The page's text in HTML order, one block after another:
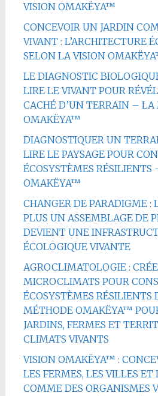
VISION OMAKËYA™
CONCEVOIR UN JARDIN
VIVANT : L’ARCHITECTURE
SELON LA VISION
LE DIAGNOSTIC
LIRE LE VIVANT POUR
CACHÉ D’UN TERRAIN –
OMAKËYA™
DIAGNOSTIQUER UN
LIRE LE PAYSAGE POUR
ÉCOSYSTÈMES
OMAKËYA™
CHANGER DE PARADIGME :
PLUS UN ASSEMBLAGE DE
DEVIENT UNE
ÉCOLOGIQUE VIVANTE
AGROCLIMATOLOGIE :
MICROCLIMATS POUR
ÉCOSYSTÈMES
MÉTHODE OMAKËYA™
JARDINS, FERMES ET
CLIMATS VIVANTS
VISION OMAKËYA™ :
LES FERMES, LES VILLES ET
COMME DES ORGANISMES